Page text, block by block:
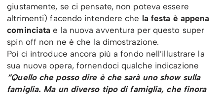
giustamente, se ci pensate, non poteva essere
altrimenti) facendo intendere che la festa è appena
cominciata e la nuova avventura per questo super
spin off non ne è che la dimostrazione.
Poi ci introduce ancora più a fondo nell’illustrare la
sua nuova opera, fornendoci qualche indicazione
“Quello che posso dire è che sarà uno show sulla
famiglia. Ma un diverso tipo di famiglia, che finora